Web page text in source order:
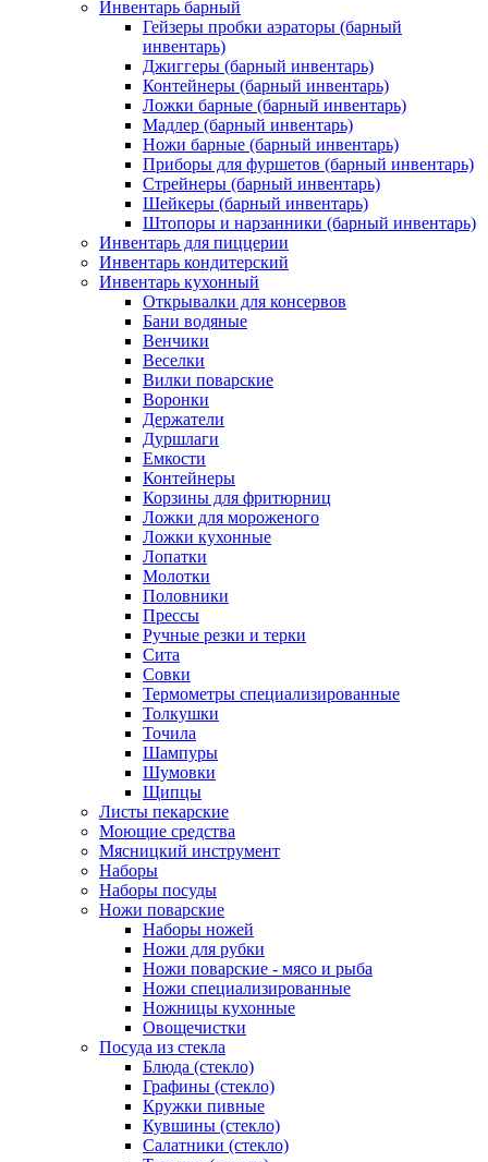
Инвентарь барный
Гейзеры пробки аэраторы (барный
инвентарь)
Джиггеры (барный инвентарь)
Контейнеры (барный инвентарь)
Ложки барные (барный инвентарь)
Мадлер (барный инвентарь)
Ножи барные (барный инвентарь)
Приборы для фуршетов (барный инвентарь)
Стрейнеры (барный инвентарь)
Шейкеры (барный инвентарь)
Штопоры и нарзанники (барный инвентарь)
Инвентарь для пиццерии
Инвентарь кондитерский
Инвентарь кухонный
Открывалки для консервов
Бани водяные
Венчики
Веселки
Вилки поварские
Воронки
Держатели
Дуршлаги
Емкости
Контейнеры
Корзины для фритюрниц
Ложки для мороженого
Ложки кухонные
Лопатки
Молотки
Половники
Прессы
Ручные резки и терки
Сита
Совки
Термометры специализированные
Толкушки
Точила
Шампуры
Шумовки
Щипцы
Листы пекарские
Моющие средства
Мясницкий инструмент
Наборы
Наборы посуды
Ножи поварские
Наборы ножей
Ножи для рубки
Ножи поварские - мясо и рыба
Ножи специализированные
Ножницы кухонные
Овощечистки
Посуда из стекла
Блюда (стекло)
Графины (стекло)
Кружки пивные
Кувшины (стекло)
Салатники (стекло)